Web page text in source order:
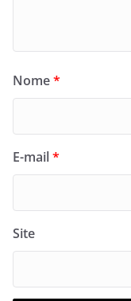
Nome*
E-mail*
Site